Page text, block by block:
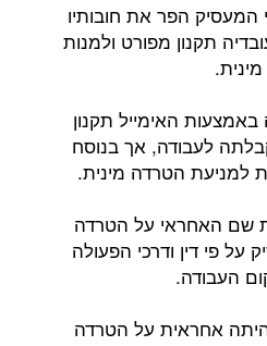
המעסיק הפר את חובותיו
תקנון מפורט ולמנות
האימייל תקנון
לעבודה, אך בנוסח
למניעת הטרדה מינית.
שם האחראי על הטרדה
פי דין ודרכי הפעולה
העבודה.
אחראית על הטרדה